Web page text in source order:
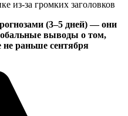
из-за громких заголовков
(3–5 дней) — они
выводы о том,
не раньше сентября